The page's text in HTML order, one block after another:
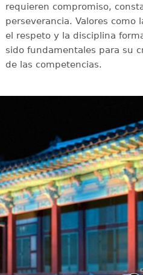
requieren compromiso,
perseverancia. Valores como
el respeto y la disciplina
sido fundamentales para su
de las competencias.